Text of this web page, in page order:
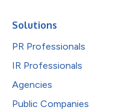
Solutions
PR Professionals
IR Professionals
Agencies
Public Companies